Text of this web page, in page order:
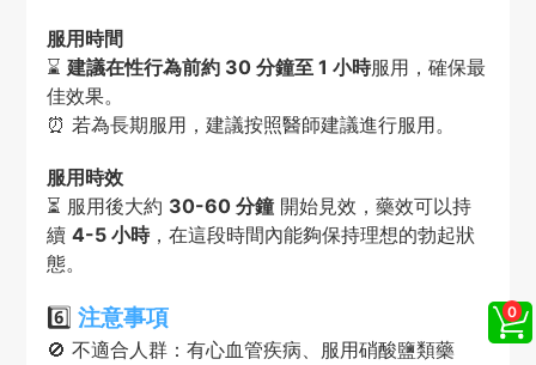
服用時間
⌛ 建議在性行為前約 30 分鐘至 1 小時服用，確保最
佳效果。
⏰ 若為長期服用，建議按照醫師建議進行服用。
服用時效
⏳ 服用後大約 30-60 分鐘開始見效，藥效可以持
續 4-5 小時，在這段時間內能夠保持理想的勃起狀
態。
6️⃣ 注意事項
🚫 不適合人群：有心血管疾病、服用硝酸鹽類藥